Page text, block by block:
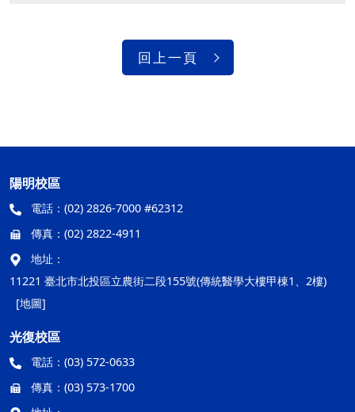
回上一頁
陽明校區
電話： (02) 2826-7000 #62312
傳真： (02) 2822-4911
地址：
11221 臺北市北投區立農街二段155號(傳統醫學大樓甲棟1、2樓)
[地圖]
光復校區
電話： (03) 572-0633
傳真： (03) 573-1700